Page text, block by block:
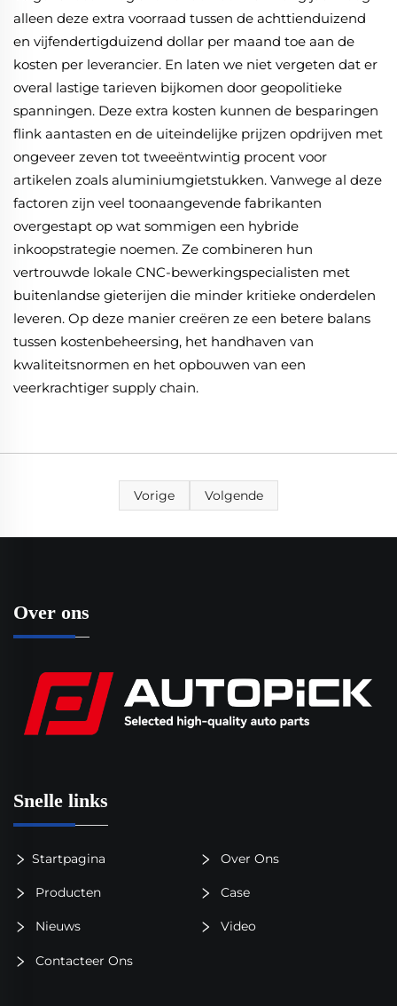
alleen deze extra voorraad tussen de achttienduizend
en vijfendertigduizend dollar per maand toe aan de
kosten per leverancier. En laten we niet vergeten dat er
overal lastige tarieven bijkomen door geopolitieke
spanningen. Deze extra kosten kunnen de besparingen
flink aantasten en de uiteindelijke prijzen opdrijven met
ongeveer zeven tot tweeëntwintig procent voor
artikelen zoals aluminiumgietstukken. Vanwege al deze
factoren zijn veel toonaangevende fabrikanten
overgestapt op wat sommigen een hybride
inkoopstrategie noemen. Ze combineren hun
vertrouwde lokale CNC-bewerkingspecialisten met
buitenlandse gieterijen die minder kritieke onderdelen
leveren. Op deze manier creëren ze een betere balans
tussen kostenbeheersing, het handhaven van
kwaliteitsnormen en het opbouwen van een
veerkrachtiger supply chain.
Vorige Volgende
Over ons
Snelle links
Startpagina Over Ons
Producten Case
Nieuws Video
Contacteer Ons